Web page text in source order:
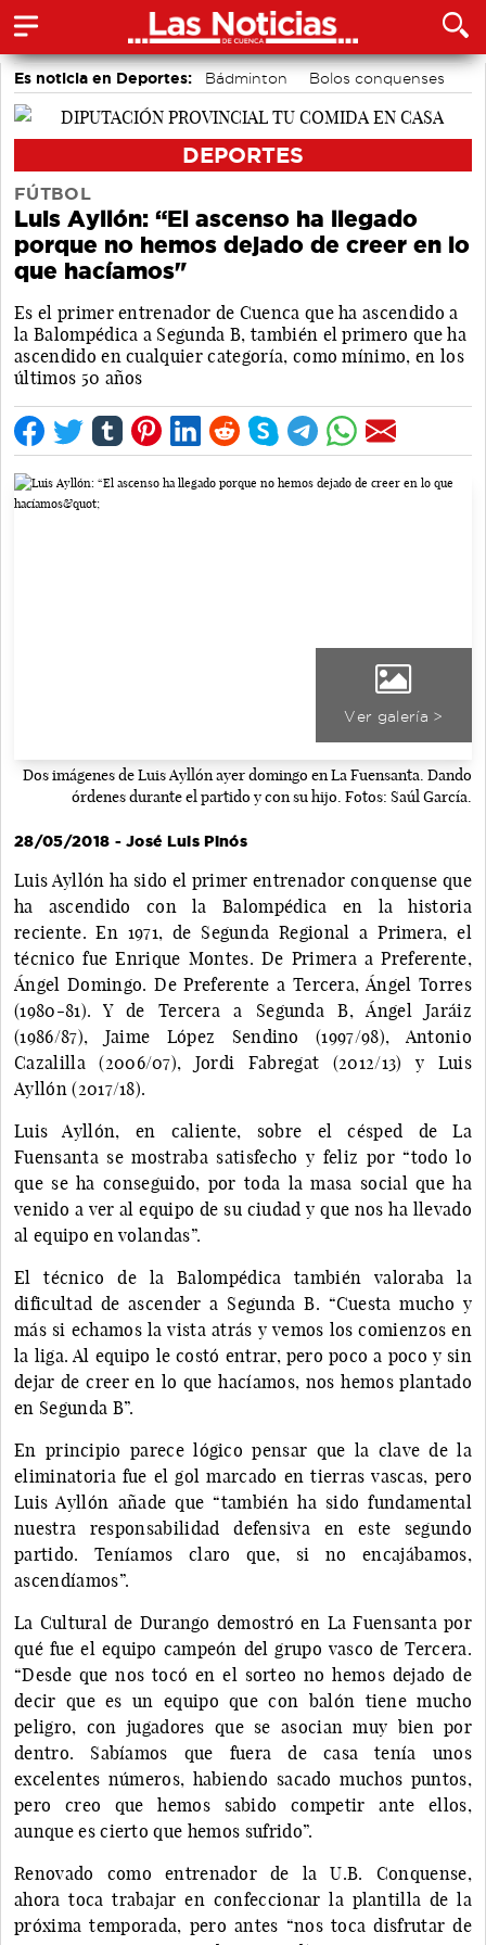
Es noticia en Deportes: Bádminton
Bolos conquenses
Piragüismo
Fútbol
DEPORTES
FÚTBOL
Luis Ayllón: “El ascenso ha llegado
porque no hemos dejado de creer en lo
que hacíamos"
Es el primer entrenador de Cuenca que ha ascendido a
la Balompédica a Segunda B, también el primero que ha
ascendido en cualquier categoría, como mínimo, en los
últimos 50 años
Ver galería >
Dos imágenes de Luis Ayllón ayer domingo en La Fuensanta. Dando
órdenes durante el partido y con su hijo. Fotos: Saúl García.
28/05/2018 - José Luis Pinós
Luis Ayllón ha sido el primer entrenador conquense que
ha ascendido con la Balompédica en la historia
reciente. En 1971, de Segunda Regional a Primera, el
técnico fue Enrique Montes. De Primera a Preferente,
Ángel Domingo. De Preferente a Tercera, Ángel Torres
(1980-81). Y de Tercera a Segunda B, Ángel Jaráiz
(1986/87), Jaime López Sendino (1997/98), Antonio
Cazalilla (2006/07), Jordi Fabregat (2012/13) y Luis
Ayllón (2017/18).
Luis Ayllón, en caliente, sobre el césped de La
Fuensanta se mostraba satisfecho y feliz por “todo lo
que se ha conseguido, por toda la masa social que ha
venido a ver al equipo de su ciudad y que nos ha llevado
al equipo en volandas”.
El técnico de la Balompédica también valoraba la
dificultad de ascender a Segunda B. “Cuesta mucho y
más si echamos la vista atrás y vemos los comienzos en
la liga. Al equipo le costó entrar, pero poco a poco y sin
dejar de creer en lo que hacíamos, nos hemos plantado
en Segunda B”.
En principio parece lógico pensar que la clave de la
eliminatoria fue el gol marcado en tierras vascas, pero
Luis Ayllón añade que “también ha sido fundamental
nuestra responsabilidad defensiva en este segundo
partido. Teníamos claro que, si no encajábamos,
ascendíamos”.
La Cultural de Durango demostró en La Fuensanta por
qué fue el equipo campeón del grupo vasco de Tercera.
“Desde que nos tocó en el sorteo no hemos dejado de
decir que es un equipo que con balón tiene mucho
peligro, con jugadores que se asocian muy bien por
dentro. Sabíamos que fuera de casa tenía unos
excelentes números, habiendo sacado muchos puntos,
pero creo que hemos sabido competir ante ellos,
aunque es cierto que hemos sufrido”.
Renovado como entrenador de la U.B. Conquense,
ahora toca trabajar en confeccionar la plantilla de la
próxima temporada, pero antes “nos toca disfrutar de